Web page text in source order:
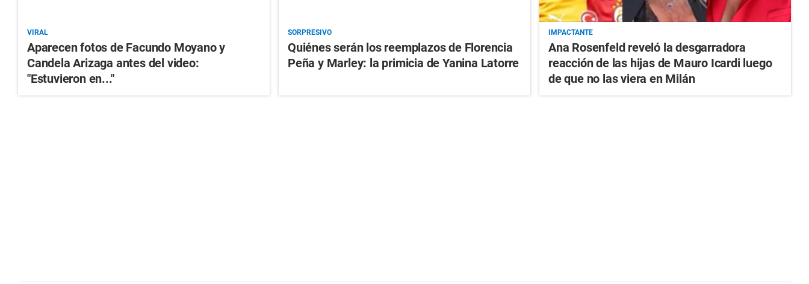
VIRAL
Aparecen fotos de Facundo Moyano y
Candela Arizaga antes del video:
"Estuvieron en..."
SORPRESIVO
Quiénes serán los reemplazos de Florencia
Peña y Marley: la primicia de Yanina Latorre
IMPACTANTE
Ana Rosenfeld reveló la desgarradora
reacción de las hijas de Mauro Icardi luego
de que no las viera en Milán